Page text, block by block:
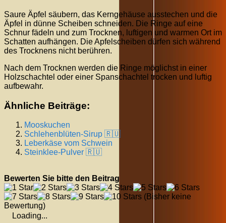
Saure Äpfel säubern, das Kerngehäuse ausstechen und die
Äpfel in dünne Scheiben schneiden. Die Ringe auf eine
Schnur fädeln und zum Trocknen, luftigen und warmen Ort im
Schatten aufhängen. Die Apfelscheiben dürfen sich während
des Trocknens nicht berühren.
Nach dem Trocknen werden die Ringe möglichst in einer
Holzschachtel oder einer Spanschachtel trocken und luftig
aufbewahr.
Ähnliche Beiträge:
Mooskuchen
Schlehenblüten-Sirup 🇷🇺
Leberkäse vom Schwein
Steinklee-Pulver 🇷🇺
Bewerten Sie bitte den Beitrag
(Bisher keine
Bewertung)
Loading...